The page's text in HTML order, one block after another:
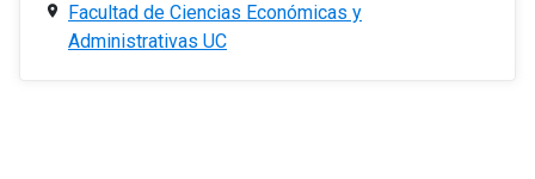
Facultad de Ciencias Económicas y
Administrativas UC